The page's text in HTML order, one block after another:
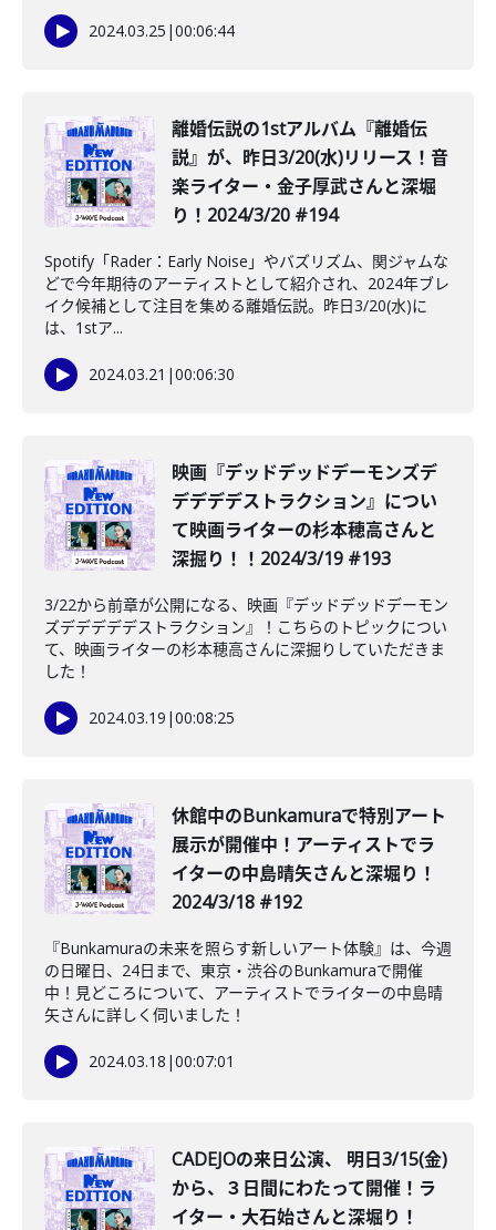
2024.03.25 |00:06:44
離婚伝説の1stアルバム『離婚伝
説』が、昨日3/20(水)リリース！音
楽ライター・金子厚武さんと深堀
り！2024/3/20 #194
Spotify「Rader：Early Noise」やバズリズム、関ジャムな
どで今年期待のアーティストとして紹介され、2024年ブレ
イク候補として注目を集める離婚伝説。昨日3/20(水)に
は、1stア...
2024.03.21 |00:06:30
映画『デッドデッドデーモンズデ
デデデデストラクション』につい
て映画ライターの杉本穂高さんと
深掘り！！2024/3/19 #193
3/22から前章が公開になる、映画『デッドデッドデーモン
ズデデデデデストラクション』！こちらのトピックについ
て、映画ライターの杉本穂高さんに深掘りしていただきま
した！
2024.03.19 |00:08:25
休館中のBunkamuraで特別アート
展示が開催中！アーティストでラ
イターの中島晴矢さんと深堀り！
2024/3/18 #192
『Bunkamuraの未来を照らす新しいアート体験』は、今週
の日曜日、24日まで、東京・渋谷のBunkamuraで開催
中！見どころについて、アーティストでライターの中島晴
矢さんに詳しく伺いました！
2024.03.18 |00:07:01
CADEJOの来日公演、 明日3/15(金)
から、３日間にわたって開催！ラ
イター・大石始さんと深堀り！